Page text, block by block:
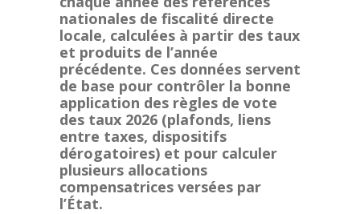
nationales de fiscalité directe
locale, calculées à partir des taux
et produits de l’année
précédente. Ces données servent
de base pour contrôler la bonne
application des règles de vote
des taux 2026 (plafonds, liens
entre taxes, dispositifs
dérogatoires) et pour calculer
plusieurs allocations
compensatrices versées par
l’État.